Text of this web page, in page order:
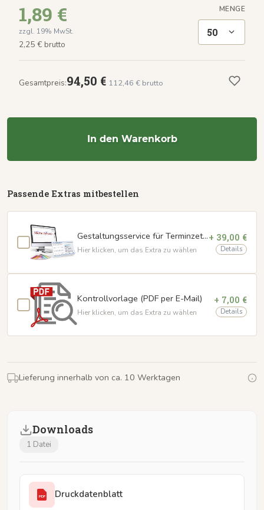
1,89 €
zzgl. 19% MwSt.
2,25 € brutto
MENGE
50
Gesamtpreis:94,50 € 112,46 € brutto
In den Warenkorb
Passende Extras mitbestellen
Gestaltungsservice für Terminzettel
Hier klicken, um das Extra zu wählen
+ 39,00 €
Details
Kontrollvorlage (PDF per E-Mail)
Hier klicken, um das Extra zu wählen
+ 7,00 €
Details
Lieferung innerhalb von ca. 10 Werktagen
Downloads
1 Datei
PDF Druckdatenblatt